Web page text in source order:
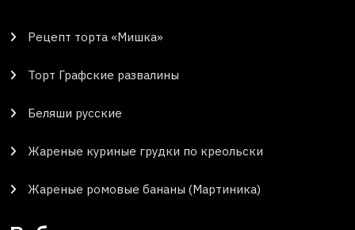
Рецепт торта «Мишка»
Торт Графские развалины
Беляши русские
Жареные куриные грудки по креольски
Жареные ромовые бананы (Мартиника)